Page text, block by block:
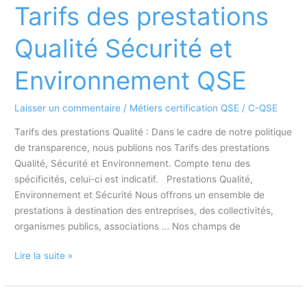
Sécurité
Environnement
Tarifs des prestations
Qualité Sécurité et
Environnement QSE
Laisser un commentaire / Métiers certification QSE / C-QSE
Tarifs des prestations Qualité : Dans le cadre de notre politique
de transparence, nous publions nos Tarifs des prestations
Qualité, Sécurité et Environnement. Compte tenu des
spécificités, celui-ci est indicatif. Prestations Qualité,
Environnement et Sécurité Nous offrons un ensemble de
prestations à destination des entreprises, des collectivités,
organismes publics, associations … Nos champs de
Tarifs
prestations
Lire la suite »